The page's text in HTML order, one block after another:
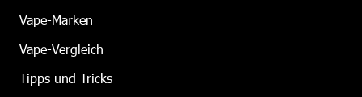
Vape-Marken
Vape-Vergleich
Tipps und Tricks